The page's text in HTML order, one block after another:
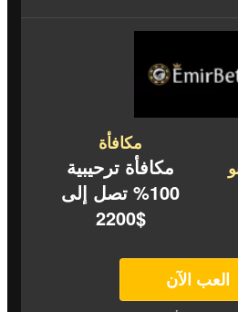
مكافأة
مكافأة ترحيبية
100% تصل إلى
$2200
العب الآن